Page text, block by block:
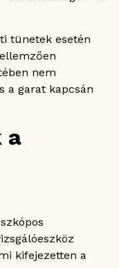
tünetek esetén
nem
a garat kapcsán
a
kifejezetten a